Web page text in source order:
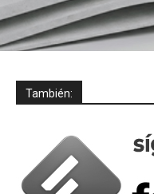
También: